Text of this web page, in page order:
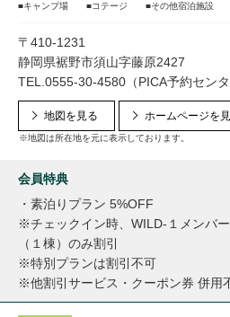
■キャンプ場 ■コテージ ■その他宿泊施設
〒410-1231
静岡県裾野市須山字藤原2427
TEL.0555-30-4580（PICA予約センタ
地図を見る
※地図は所在地を元に表示しております。
ホームページを
会員特典
・素泊りプラン 5%OFF
※チェックイン時、WILD-１メンバ
（１棟）のみ割引
※特別プランは割引不可
※他割引サービス・クーポン券 併用